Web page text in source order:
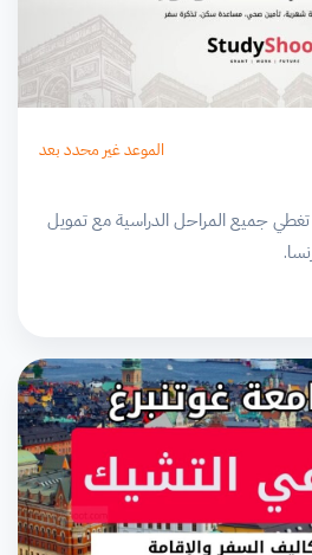
الموعد غير محدد بعد
تغطي جميع المراحل الدراسية مع تمويل